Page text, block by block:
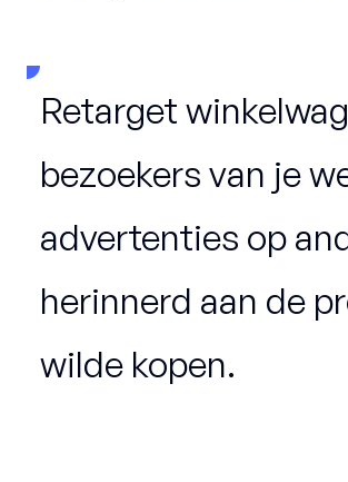
Retarget
bezoekers van je
advertenties op
herinnerd aan de
wilde kopen.